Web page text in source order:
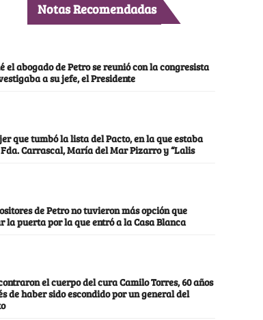
Notas Recomendadas
el abogado de Petro se reunió con la congresista
a su jefe, el Presidente
que tumbó la lista del Pacto, en la que estaba
Carrascal, María del Mar Pizarro y “Lalis
de Petro no tuvieron más opción que
la puerta por la que entró a la Casa Blanca
el cuerpo del cura Camilo Torres, 60 años
de haber sido escondido por un general del